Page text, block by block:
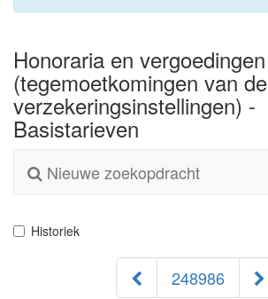
Honoraria en vergoedingen
(tegemoetkomingen van de
verzekeringsinstellingen) -
Basistarieven
Nieuwe zoekopdracht
Historiek
248986